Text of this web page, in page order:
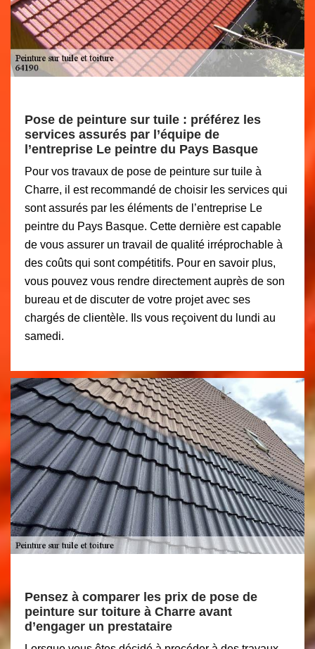
Pose de peinture sur tuile : préférez les
services assurés par l’équipe de
l’entreprise Le peintre du Pays Basque
Pour vos travaux de pose de peinture sur tuile à
Charre, il est recommandé de choisir les services qui
sont assurés par les éléments de l’entreprise Le
peintre du Pays Basque. Cette dernière est capable
de vous assurer un travail de qualité irréprochable à
des coûts qui sont compétitifs. Pour en savoir plus,
vous pouvez vous rendre directement auprès de son
bureau et de discuter de votre projet avec ses
chargés de clientèle. Ils vous reçoivent du lundi au
samedi.
Pensez à comparer les prix de pose de
peinture sur toiture à Charre avant
d’engager un prestataire